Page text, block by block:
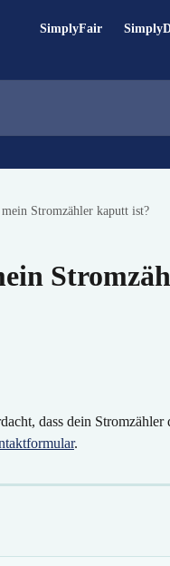
SimplyFair
Stromzähler kaputt ist?
dass dein Stromzähler
.